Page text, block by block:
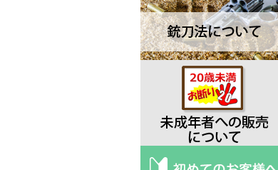
Deejo ディージョ
EKA エカ
Elk Ridge エルクリッジ
ESEE エスイー
Exotac エクソタック
Fred Perrin フレッド・ペラン
Fobos Knives フォボス
Extrema Ratio エクストラマ ラ
ティオ